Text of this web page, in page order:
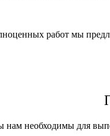
работ мы
нам необходимы для